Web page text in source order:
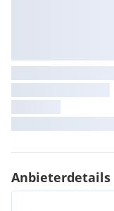
Anbieterdetails